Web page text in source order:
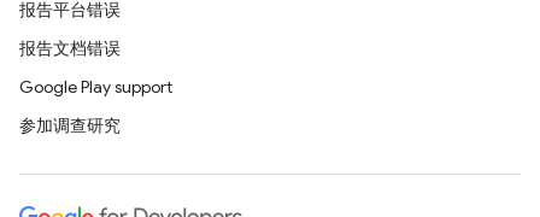
报告平台错误
报告文档错误
Google Play support
参加调查研究